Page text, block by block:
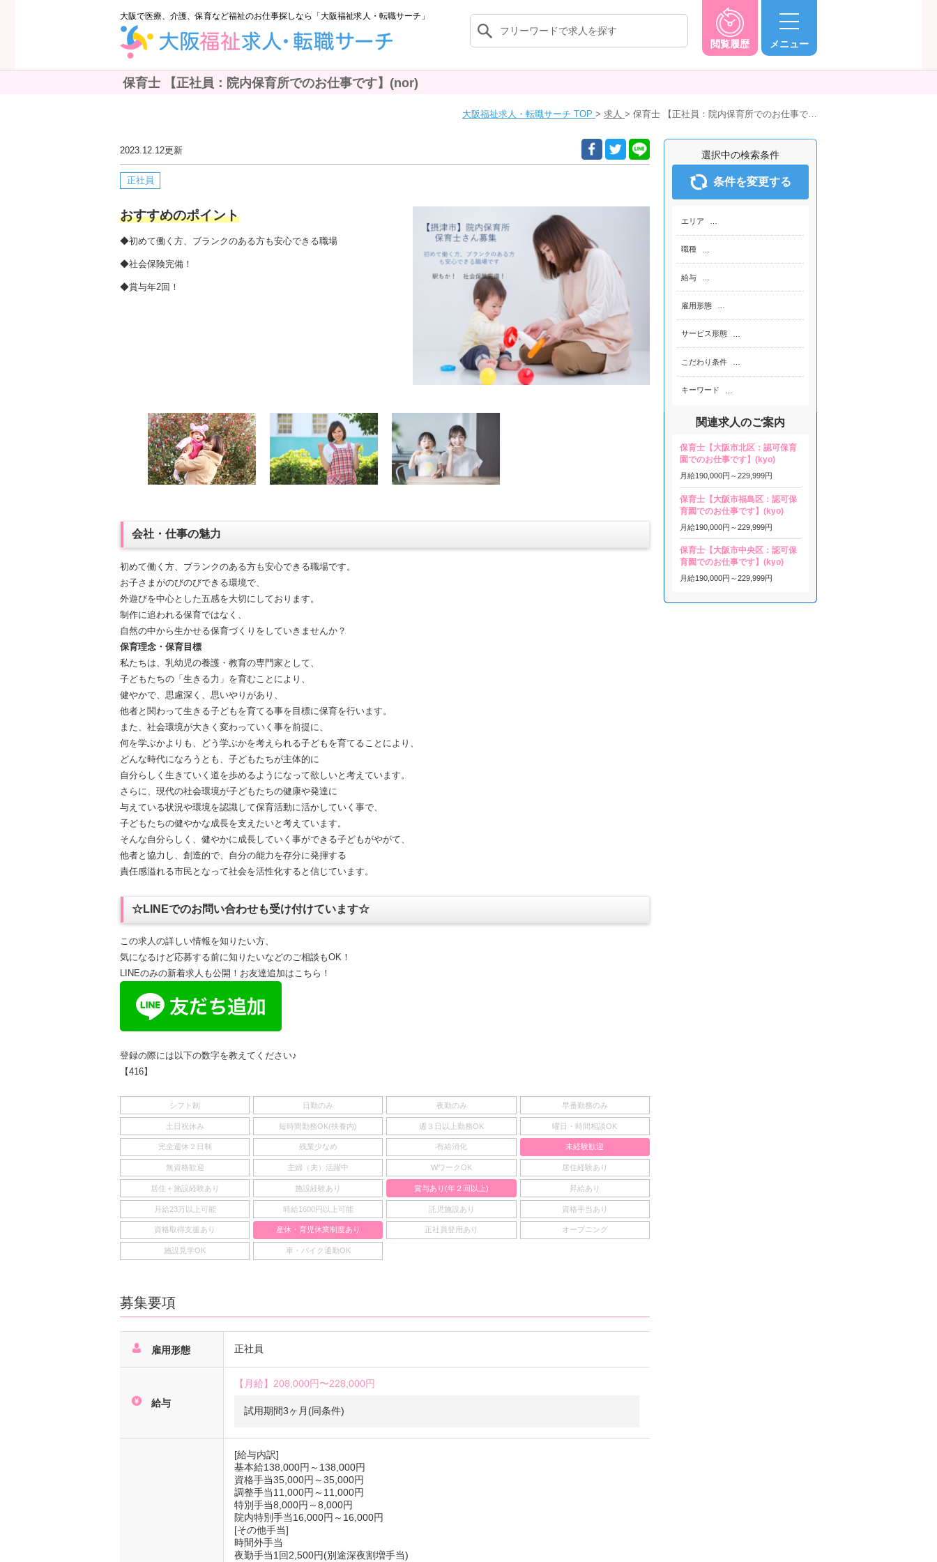
大阪で医療、介護、保育など福祉のお仕事探しなら「大阪福祉求人・転職サーチ」
閲覧履歴 メニュー
保育士 【正社員：院内保育所でのお仕事です】(nor)
大阪福祉求人・転職サーチ TOP 求人 保育士 【正社員：院内保育所でのお仕事で…
2023.12.12更新
正社員
おすすめのポイント
◆初めて働く方、ブランクのある方も安心できる職場
◆社会保険完備！
◆賞与年2回！
会社・仕事の魅力
初めて働く方、ブランクのある方も安心できる職場です。
お子さまがのびのびできる環境で、
外遊びを中心とした五感を大切にしております。
制作に追われる保育ではなく、
自然の中から生かせる保育づくりをしていきませんか？
保育理念・保育目標
私たちは、乳幼児の養護・教育の専門家として、
子どもたちの「生きる力」を育むことにより、
健やかで、思慮深く、思いやりがあり、
他者と関わって生きる子どもを育てる事を目標に保育を行います。
また、社会環境が大きく変わっていく事を前提に、
何を学ぶかよりも、どう学ぶかを考えられる子どもを育てることにより、
どんな時代になろうとも、子どもたちが主体的に
自分らしく生きていく道を歩めるようになって欲しいと考えています。
さらに、現代の社会環境が子どもたちの健康や発達に
与えている状況や環境を認識して保育活動に活かしていく事で、
子どもたちの健やかな成長を支えたいと考えています。
そんな自分らしく、健やかに成長していく事ができる子どもがやがて、
他者と協力し、創造的で、自分の能力を存分に発揮する
責任感溢れる市民となって社会を活性化すると信じています。
☆LINEでのお問い合わせも受け付けています☆
この求人の詳しい情報を知りたい方、
気になるけど応募する前に知りたいなどのご相談もOK！
LINEのみの新着求人も公開！お友達追加はこちら！
登録の際には以下の数字を教えてください♪
【416】
シフト制 日勤のみ 夜勤のみ 早番勤務のみ
土日祝休み 短時間勤務OK(扶養内) 週３日以上勤務OK 曜日・時間相談OK
完全週休２日制 残業少なめ 有給消化 未経験歓迎
無資格歓迎 主婦（夫）活躍中 WワークOK 居住経験あり
居住＋施設経験あり 施設経験あり 賞与あり(年２回以上) 昇給あり
月給23万以上可能 時給1600円以上可能 託児施設あり 資格手当あり
資格取得支援あり 産休・育児休業制度あり 正社員登用あり オープニング
施設見学OK 車・バイク通勤OK
募集要項
雇用形態 正社員
給与
【月給】208,000円〜228,000円
試用期間3ヶ月(同条件)
[給与内訳]
基本給138,000円～138,000円
資格手当35,000円～35,000円
調整手当11,000円～11,000円
特別手当8,000円～8,000円
院内特別手当16,000円～16,000円
[その他手当]
時間外手当
夜勤手当1回2,500円(別途深夜割増手当)
選択中の検索条件
条件を変更する
エリア
職種
給与
雇用形態
サービス形態
こだわり条件
キーワード
関連求人のご案内
保育士【大阪市北区：認可保育
園でのお仕事です】(kyo)
月給190,000円～229,999円
保育士【大阪市福島区：認可保
育園でのお仕事です】(kyo)
月給190,000円～229,999円
保育士【大阪市中央区：認可保
育園でのお仕事です】(kyo)
月給190,000円～229,999円